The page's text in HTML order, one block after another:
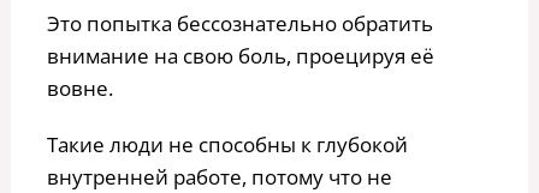
Это попытка бессознательно обратить
внимание на свою боль, проецируя её
вовне.
Такие люди не способны к глубокой
внутренней работе, потому что не